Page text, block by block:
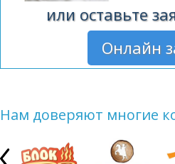
или оставьте
Онлайн
Нам доверяют многие